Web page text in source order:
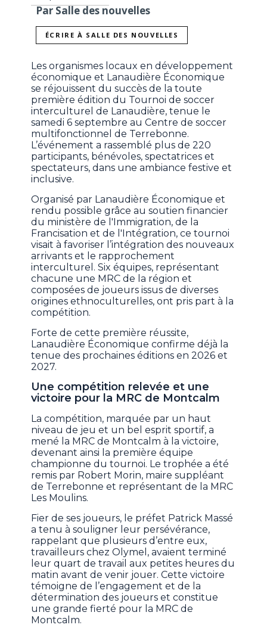
Par Salle des nouvelles
ÉCRIRE À SALLE DES NOUVELLES
Les organismes locaux en développement
économique et Lanaudière Économique
se réjouissent du succès de la toute
première édition du Tournoi de soccer
interculturel de Lanaudière, tenue le
samedi 6 septembre au Centre de soccer
multifonctionnel de Terrebonne.
L’événement a rassemblé plus de 220
participants, bénévoles, spectatrices et
spectateurs, dans une ambiance festive et
inclusive.
Organisé par Lanaudière Économique et
rendu possible grâce au soutien financier
du ministère de l'Immigration, de la
Francisation et de l'Intégration, ce tournoi
visait à favoriser l’intégration des nouveaux
arrivants et le rapprochement
interculturel. Six équipes, représentant
chacune une MRC de la région et
composées de joueurs issus de diverses
origines ethnoculturelles, ont pris part à la
compétition.
Forte de cette première réussite,
Lanaudière Économique confirme déjà la
tenue des prochaines éditions en 2026 et
2027.
Une compétition relevée et une
victoire pour la MRC de Montcalm
La compétition, marquée par un haut
niveau de jeu et un bel esprit sportif, a
mené la MRC de Montcalm à la victoire,
devenant ainsi la première équipe
championne du tournoi. Le trophée a été
remis par Robert Morin, maire suppléant
de Terrebonne et représentant de la MRC
Les Moulins.
Fier de ses joueurs, le préfet Patrick Massé
a tenu à souligner leur persévérance,
rappelant que plusieurs d’entre eux,
travailleurs chez Olymel, avaient terminé
leur quart de travail aux petites heures du
matin avant de venir jouer. Cette victoire
témoigne de l’engagement et de la
détermination des joueurs et constitue
une grande fierté pour la MRC de
Montcalm.